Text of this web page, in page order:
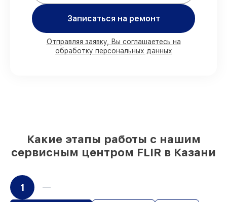
80%
присутствии
деталей FLIR имеются на складе в
Казани, остальные доставляются быстро
Фирменные детали FLIR и
Записаться на ремонт
Отправляя заявку, Вы соглашаетесь на
обработку персональных данных
Какие этапы работы с нашим
сервисным центром FLIR в Казани
1